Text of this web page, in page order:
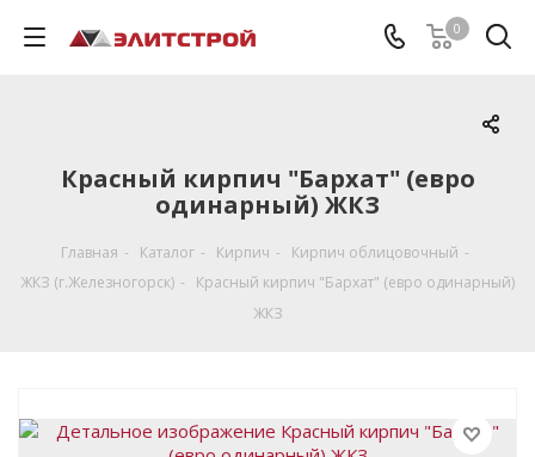
0
Красный кирпич "Бархат" (евро
одинарный) ЖКЗ
Главная - Каталог - Кирпич - Кирпич облицовочный -
ЖКЗ (г.Железногорск) -
Красный кирпич "Бархат" (евро одинарный)
ЖКЗ